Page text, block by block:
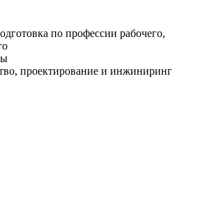
по профессии рабочего,
проектирование и инжиниринг